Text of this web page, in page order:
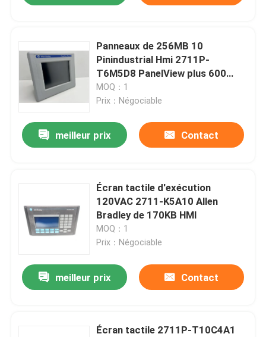
Panneaux de 256MB 10
Pinindustrial Hmi 2711P-
T6M5D8 PanelView plus 600
256MB
MOQ：1
Prix：Négociable
meilleur prix Contact
Écran tactile d'exécution
120VAC 2711-K5A10 Allen
Bradley de 170KB HMI
MOQ：1
Prix：Négociable
meilleur prix Contact
Écran tactile 2711P-T10C4A1